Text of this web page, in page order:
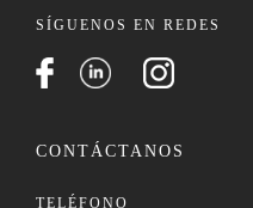
SÍGUENOS EN REDES
CONTÁCTANOS
TELÉFONO